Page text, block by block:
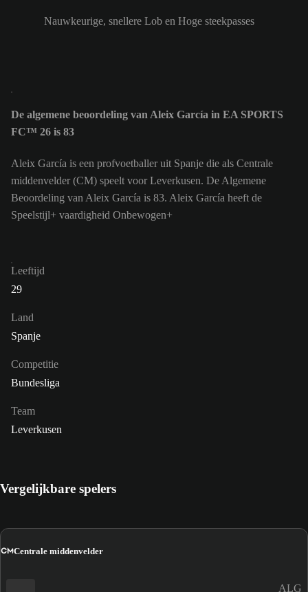
Nauwkeurige, snellere Lob en Hoge steekpasses
De algemene beoordeling van Aleix García in EA SPORTS
FC™ 26 is 83
Aleix García is een profvoetballer uit Spanje die als Centrale
middenvelder (CM) speelt voor Leverkusen. De Algemene
Beoordeling van Aleix García is 83. Aleix García heeft de
Speelstijl+ vaardigheid Onbewogen+
Leeftijd
29
Land
Spanje
Competitie
Bundesliga
Team
Leverkusen
Vergelijkbare spelers
CMCentrale middenvelder
ALG